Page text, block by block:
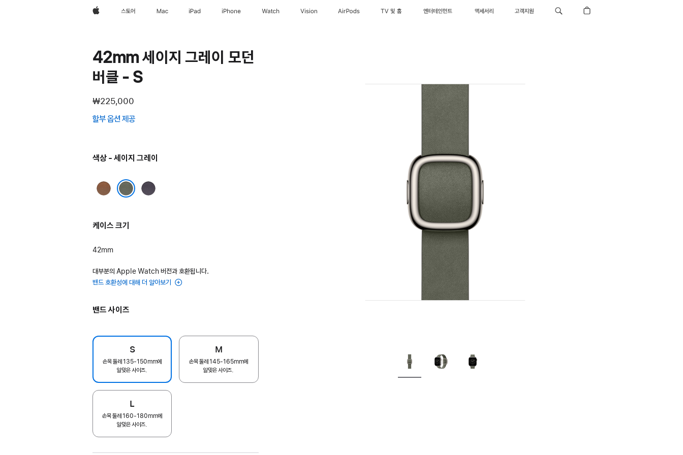
Apple스토어 Mac iPad iPhone Watch Vision AirPods TV 및 홈 엔터테인먼트 액세서리 고객지원
42mm 세이지 그레이 모던
버클 - S
₩225,000
할부 옵션 제공
색상 - 세이지 그레이
캐러멜
미드나이트
케이스 크기
42mm
대부분의 Apple Watch 버전과 호환됩니다.
밴드 호환성에 대해 더 알아보기
밴드 사이즈
S
손목 둘레 135-150mm에
알맞은 사이즈.
M
손목 둘레 145-165mm에
알맞은 사이즈.
L
손목 둘레 160-180mm에
알맞은 사이즈.